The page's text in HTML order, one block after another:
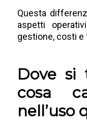
Questa
aspetti
gestione, costi e
Dove si
cosa
nell’uso